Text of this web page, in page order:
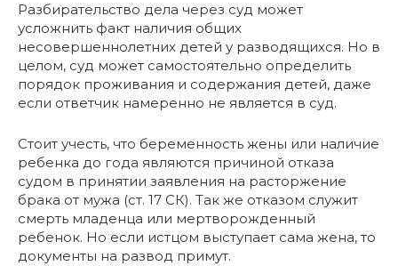
Разбирательство дела через суд может
усложнить факт наличия общих
несовершеннолетних детей у разводящихся. Но в
целом, суд может самостоятельно определить
порядок проживания и содержания детей, даже
если ответчик намеренно не является в суд.
Стоит учесть, что беременность жены или наличие
ребенка до года являются причиной отказа
судом в принятии заявления на расторжение
брака от мужа (ст. 17 СК). Так же отказом служит
смерть младенца или мертворожденный
ребенок. Но если истцом выступает сама жена, то
документы на развод примут.